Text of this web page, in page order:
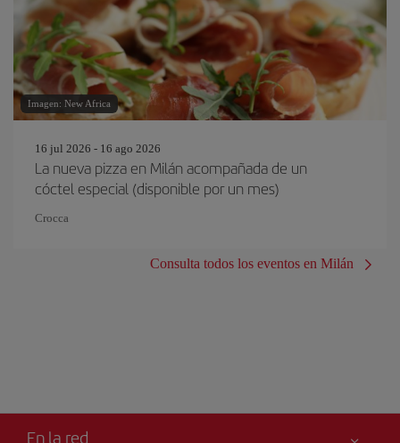
Imagen: New Africa
16 jul 2026 - 16 ago 2026
La nueva pizza en Milán acompañada de un
cóctel especial (disponible por un mes)
Crocca
Consulta todos los eventos en Milán
En la red